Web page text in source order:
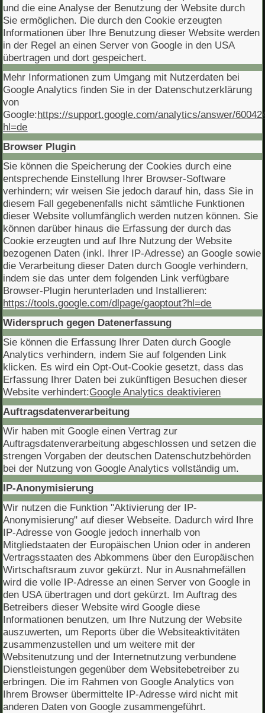
und die eine Analyse der Benutzung der Website durch
Sie ermöglichen. Die durch den Cookie erzeugten
Informationen über Ihre Benutzung dieser Website werden
in der Regel an einen Server von Google in den USA
übertragen und dort gespeichert.
Mehr Informationen zum Umgang mit Nutzerdaten bei
Google Analytics finden Sie in der Datenschutzerklärung
von
Google:https://support.google.com/analytics/answer/
hl=de
Browser Plugin
Sie können die Speicherung der Cookies durch eine
entsprechende Einstellung Ihrer Browser-Software
verhindern; wir weisen Sie jedoch darauf hin, dass Sie in
diesem Fall gegebenenfalls nicht sämtliche Funktionen
dieser Website vollumfänglich werden nutzen können. Sie
können darüber hinaus die Erfassung der durch das
Cookie erzeugten und auf Ihre Nutzung der Website
bezogenen Daten (inkl. Ihrer IP-Adresse) an Google sowie
die Verarbeitung dieser Daten durch Google verhindern,
indem sie das unter dem folgenden Link verfügbare
Browser-Plugin herunterladen und Installieren:
https://tools.google.com/dlpage/gaoptout?hl=de
Widerspruch gegen Datenerfassung
Sie können die Erfassung Ihrer Daten durch Google
Analytics verhindern, indem Sie auf folgenden Link
klicken. Es wird ein Opt-Out-Cookie gesetzt, dass das
Erfassung Ihrer Daten bei zukünftigen Besuchen dieser
Website verhindert:Google Analytics deaktivieren
Auftragsdatenverarbeitung
Wir haben mit Google einen Vertrag zur
Auftragsdatenverarbeitung abgeschlossen und setzen die
strengen Vorgaben der deutschen Datenschutzbehörden
bei der Nutzung von Google Analytics vollständig um.
IP-Anonymisierung
Wir nutzen die Funktion "Aktivierung der IP-
Anonymisierung" auf dieser Webseite. Dadurch wird Ihre
IP-Adresse von Google jedoch innerhalb von
Mitgliedstaaten der Europäischen Union oder in anderen
Vertragsstaaten des Abkommens über den Europäischen
Wirtschaftsraum zuvor gekürzt. Nur in Ausnahmefällen
wird die volle IP-Adresse an einen Server von Google in
den USA übertragen und dort gekürzt. Im Auftrag des
Betreibers dieser Website wird Google diese
Informationen benutzen, um Ihre Nutzung der Website
auszuwerten, um Reports über die Websiteaktivitäten
zusammenzustellen und um weitere mit der
Websitenutzung und der Internetnutzung verbundene
Dienstleistungen gegenüber dem Websitebetreiber zu
erbringen. Die im Rahmen von Google Analytics von
Ihrem Browser übermittelte IP-Adresse wird nicht mit
anderen Daten von Google zusammengeführt.